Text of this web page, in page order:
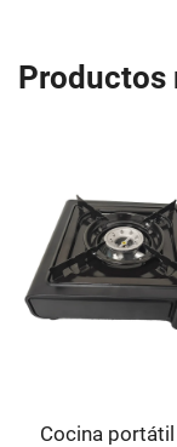
Productos
Cocina